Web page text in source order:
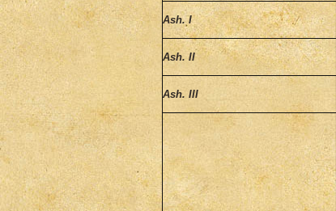
Ash.I
Ash. II
Ash. III